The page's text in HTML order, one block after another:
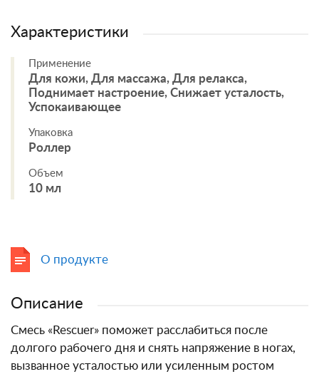
Характеристики
Применение
Для кожи, Для массажа, Для релакса,
Поднимает настроение, Снижает усталость,
Успокаивающее
Упаковка
Роллер
Объем
10 мл
О продукте
Описание
Смесь «Rescuer» поможет расслабиться после
долгого рабочего дня и снять напряжение в ногах,
вызванное усталостью или усиленным ростом